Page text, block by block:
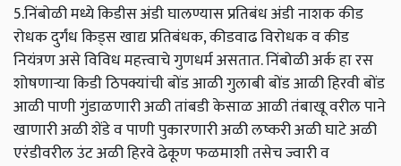
5.निंबोळी मध्ये किडीस अंडी घालण्यास प्रतिबंध अंडी नाशक कीड
रोधक दुर्गंध किड्स खाद्य प्रतिबंधक, कीडवाढ विरोधक व कीड
नियंत्रण असे विविध महत्त्वाचे गुणधर्म असतात. निंबोळी अर्क हा रस
शोषणाऱ्या किडी ठिपक्यांची बोंड आळी गुलाबी बोंड आळी हिरवी बोंड
आळी पाणी गुंडाळणारी अळी तांबडी केसाळ आळी तंबाखू वरील पाने
खाणारी अळी शेंडे व पाणी पुकारणारी अळी लष्करी अळी घाटे अळी
एरंडीवरील उंट अळी हिरवे ढेकूण फळमाशी तसेच ज्वारी व